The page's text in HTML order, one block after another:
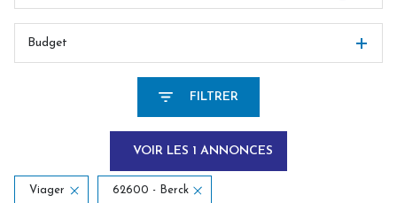
Budget
FILTRER
VOIR LES 1 ANNONCES
Viager 62600 - Berck